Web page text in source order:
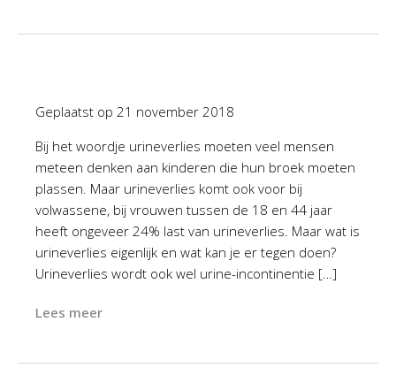
Geplaatst op 21 november 2018
Bij het woordje urineverlies moeten veel mensen
meteen denken aan kinderen die hun broek moeten
plassen. Maar urineverlies komt ook voor bij
volwassene, bij vrouwen tussen de 18 en 44 jaar
heeft ongeveer 24% last van urineverlies. Maar wat is
urineverlies eigenlijk en wat kan je er tegen doen?
Urineverlies wordt ook wel urine-incontinentie […]
Lees meer